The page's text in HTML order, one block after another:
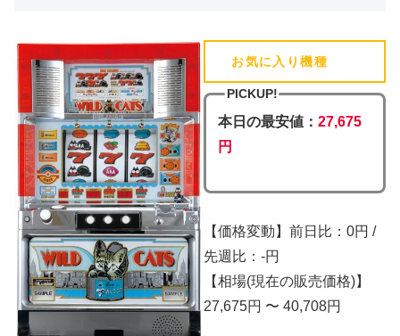
お気に入り機種
PICKUP!
本日の最安値： 27,675
円
【価格変動】前日比：0円 /
先週比：-円
【相場(現在の販売価格)】
27,675円 〜 40,708円